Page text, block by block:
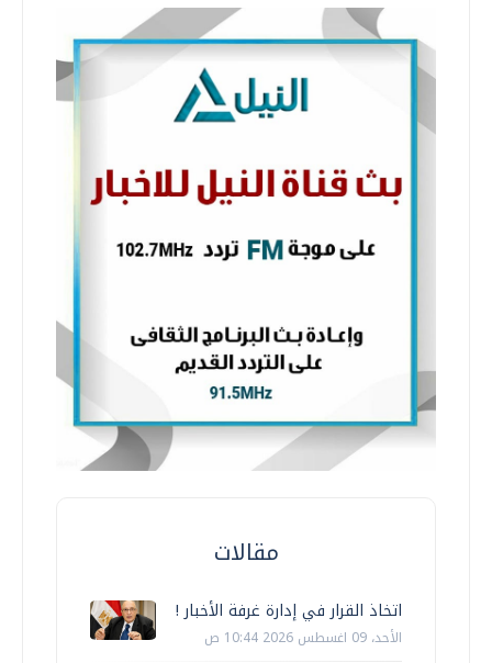
مقالات
اتخاذ القرار في إدارة غرفة الأخبار !
الأحد، 09 اغسطس 2026 10:44 ص